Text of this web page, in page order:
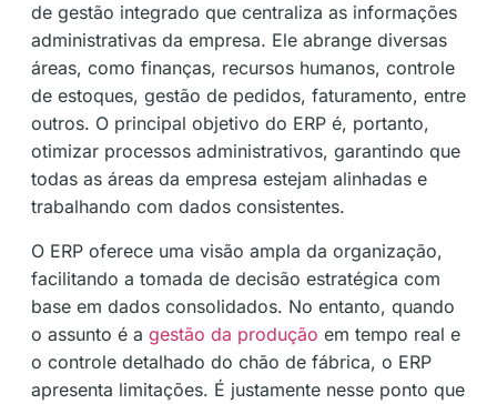
de gestão integrado que centraliza as informações
administrativas da empresa. Ele abrange diversas
áreas, como finanças, recursos humanos, controle
de estoques, gestão de pedidos, faturamento, entre
outros. O principal objetivo do ERP é, portanto,
otimizar processos administrativos, garantindo que
todas as áreas da empresa estejam alinhadas e
trabalhando com dados consistentes.
O ERP oferece uma visão ampla da organização,
facilitando a tomada de decisão estratégica com
base em dados consolidados. No entanto, quando
o assunto é a gestão da produção em tempo real e
o controle detalhado do chão de fábrica, o ERP
apresenta limitações. É justamente nesse ponto que